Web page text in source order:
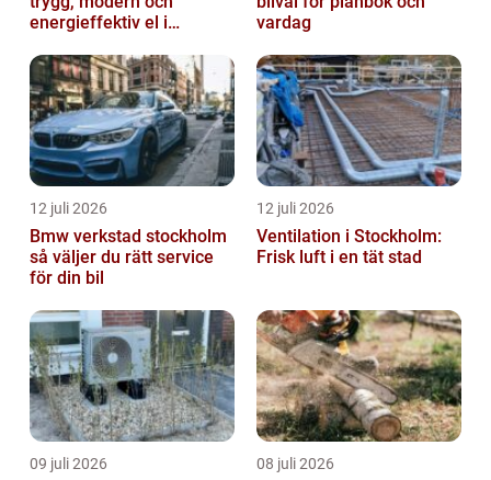
energieffektiv el i
vardag
12 juli 2026
Bmw verkstad stockholm
så väljer du rätt service
för din bil
12 juli 2026
Ventilation i Stockholm:
Frisk luft i en tät stad
09 juli 2026 08 juli 2026